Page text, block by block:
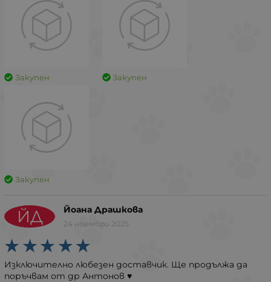
Закупен Закупен
Закупен
ЙД Йоана Драшкова
24 ноември 2025
Изключително любезен доставчик. Ще продължа да
поръчвам от др Антонов ♥️